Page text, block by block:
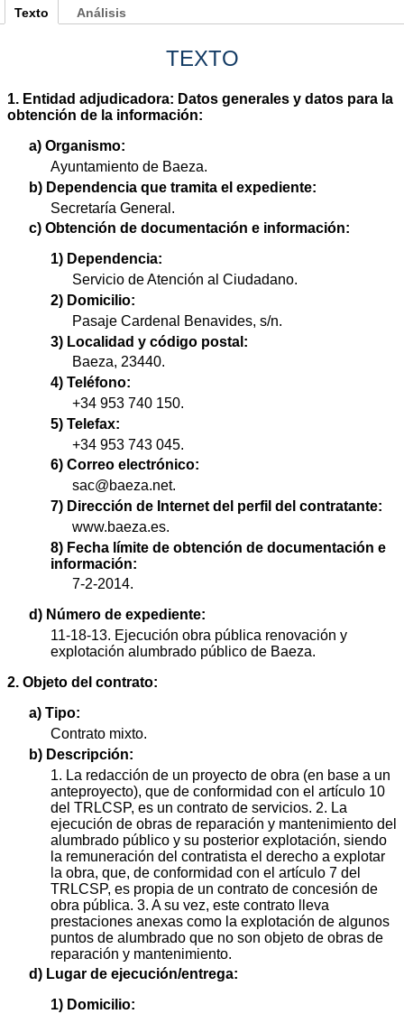
Texto
TEXTO
1. Entidad adjudicadora: Datos generales y datos para la
obtención de la información:
a) Organismo:
Ayuntamiento de Baeza.
b) Dependencia que tramita el expediente:
Secretaría General.
c) Obtención de documentación e información:
1) Dependencia:
Servicio de Atención al Ciudadano.
2) Domicilio:
Pasaje Cardenal Benavides, s/n.
3) Localidad y código postal:
Baeza, 23440.
4) Teléfono:
+34 953 740 150.
5) Telefax:
+34 953 743 045.
6) Correo electrónico:
sac@baeza.net.
7) Dirección de Internet del perfil del contratante:
www.baeza.es.
8) Fecha límite de obtención de documentación e
información:
7-2-2014.
d) Número de expediente:
11-18-13. Ejecución obra pública renovación y
explotación alumbrado público de Baeza.
2. Objeto del contrato:
a) Tipo:
Contrato mixto.
b) Descripción:
1. La redacción de un proyecto de obra (en base a un
anteproyecto), que de conformidad con el artículo 10
del TRLCSP, es un contrato de servicios. 2. La
ejecución de obras de reparación y mantenimiento del
alumbrado público y su posterior explotación, siendo
la remuneración del contratista el derecho a explotar
la obra, que, de conformidad con el artículo 7 del
TRLCSP, es propia de un contrato de concesión de
obra pública. 3. A su vez, este contrato lleva
prestaciones anexas como la explotación de algunos
puntos de alumbrado que no son objeto de obras de
reparación y mantenimiento.
d) Lugar de ejecución/entrega:
1) Domicilio:
Análisis